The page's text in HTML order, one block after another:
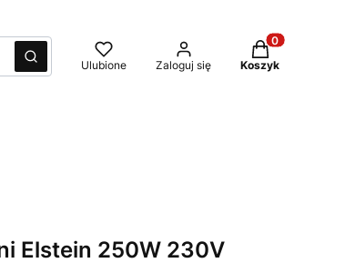
Szukaj Ulubione Zaloguj się
Produkty w
Koszyk
Elstein 250W 230V